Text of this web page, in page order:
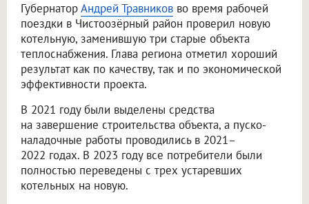
ГубернаторАндрей Травников во время рабочей
поездки в Чистоозёрный район проверил новую
котельную, заменившую три старые объекта
теплоснабжения. Глава региона отметил хороший
результат как по качеству, так и по экономической
эффективности проекта.
В 2021 году были выделены средства
на завершение строительства объекта, а пуско-
наладочные работы проводились в 2021–
2022 годах. В 2023 году все потребители были
полностью переведены с трех устаревших
котельных на новую.